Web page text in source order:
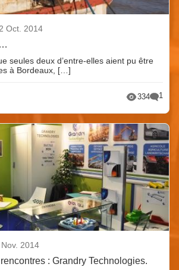
Oct. 2014
seules deux d’entre-elles aient pu être
à Bordeaux, […]
334 1
2014
: Grandry Technologies.